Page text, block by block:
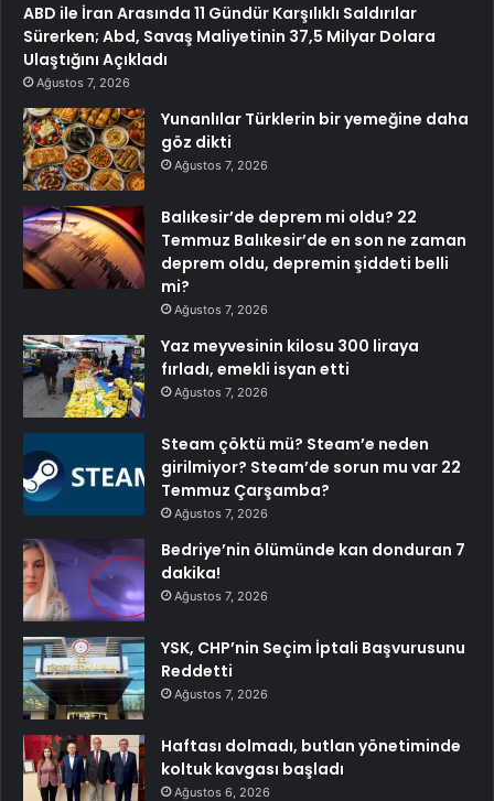
ABD ile İran Arasında 11 Gündür Karşılıklı Saldırılar
Sürerken; Abd, Savaş Maliyetinin 37,5 Milyar Dolara
Ulaştığını Açıkladı
Ağustos 7, 2026
Yunanlılar Türklerin bir yemeğine daha
göz dikti
Ağustos 7, 2026
Balıkesir’de deprem mi oldu? 22
Temmuz Balıkesir’de en son ne zaman
deprem oldu, depremin şiddeti belli
mi?
Ağustos 7, 2026
Yaz meyvesinin kilosu 300 liraya
fırladı, emekli isyan etti
Ağustos 7, 2026
Steam çöktü mü? Steam’e neden
girilmiyor? Steam’de sorun mu var 22
Temmuz Çarşamba?
Ağustos 7, 2026
Bedriye’nin ölümünde kan donduran 7
dakika!
Ağustos 7, 2026
YSK, CHP’nin Seçim İptali Başvurusunu
Reddetti
Ağustos 7, 2026
Haftası dolmadı, butlan yönetiminde
koltuk kavgası başladı
Ağustos 6, 2026